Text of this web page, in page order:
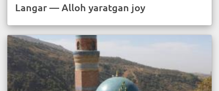
Langar — Alloh yaratgan joy